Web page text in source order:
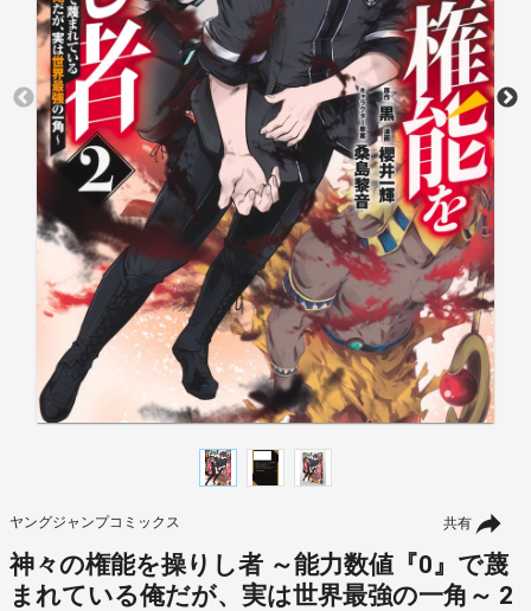
共有
ヤングジャンプコミックス
神々の権能を操りし者 ～能力数値『0』で蔑
まれている俺だが、実は世界最強の一角～ 2